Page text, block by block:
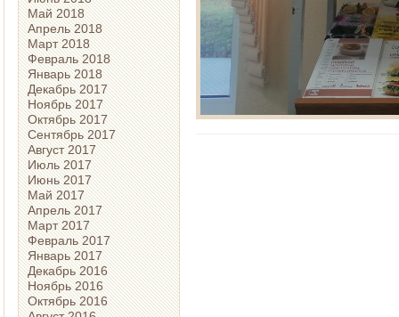
Май 2018
Апрель 2018
Март 2018
Февраль 2018
Январь 2018
Декабрь 2017
Ноябрь 2017
Октябрь 2017
Сентябрь 2017
Август 2017
Июль 2017
Июнь 2017
Май 2017
Апрель 2017
Март 2017
Февраль 2017
Январь 2017
Декабрь 2016
Ноябрь 2016
Октябрь 2016